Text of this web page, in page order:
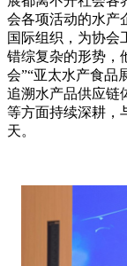
会各项活动的水产
国际组织，为协会
错综复杂的形势，
会”“亚太水产食品
追溯水产品供应链
等方面持续深耕，
天。